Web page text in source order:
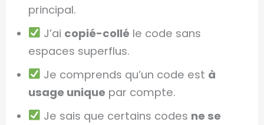
principal.
J’ai copié-collé le code sans
espaces superflus.
Je comprends qu’un code est à
usage unique par compte.
Je sais que certains codes ne se